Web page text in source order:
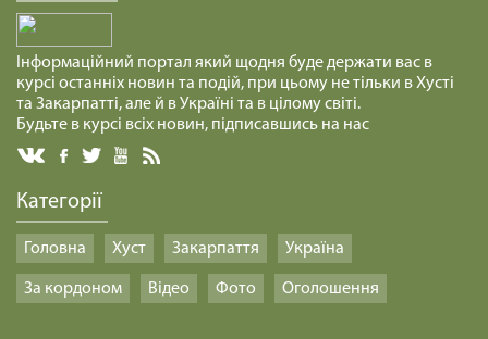
Інформаційний портал який щодня буде держати вас в
курсі останніх новин та подій, при цьому не тільки в Хусті
та Закарпатті, але й в Україні та в цілому світі.
Будьте в курсі всіх новин, підписавшись на нас
Категорії
Головна Хуст Закарпаття Україна
За кордоном Відео Фото Оголошення